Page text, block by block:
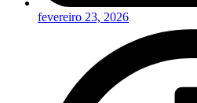
fevereiro 23, 2026